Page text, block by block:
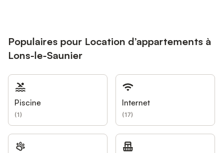
Populaires pour Location d’appartements à
Lons-le-Saunier
Piscine
(1)
Internet
(17)